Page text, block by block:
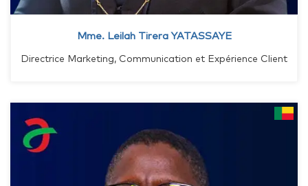
Mme. Leilah Tirera YATASSAYE
Directrice Marketing, Communication et Expérience Client